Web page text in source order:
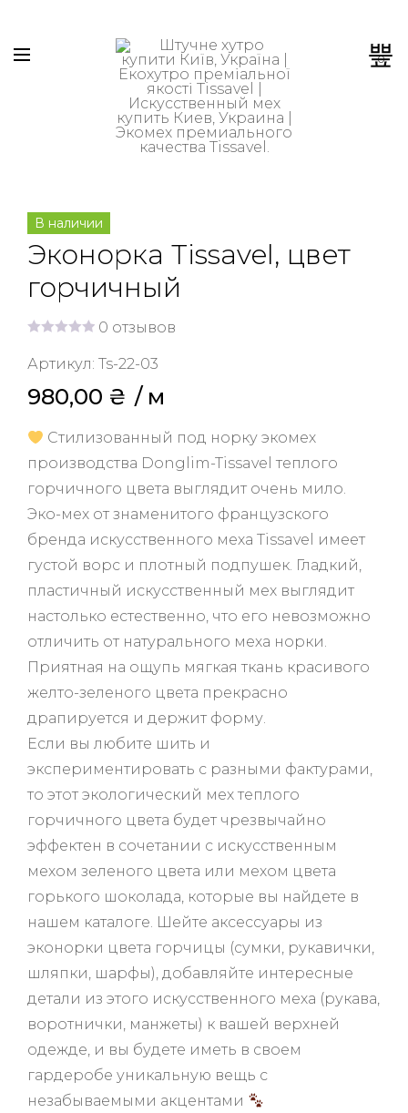
0
В наличии
Эконорка Tissavel, цвет
горчичный
ц
е
к
и
з
5
0 отзывов
Артикул: Ts-22-03
980,00 ₴ / м
Стилизованный под норку экомех
производства Donglim-Tissavel теплого
горчичного цвета выглядит очень мило.
Эко-мех от знаменитого французского
бренда искусственного меха Tissavel имеет
густой ворс и плотный подпушек. Гладкий,
пластичный искусственный мех выглядит
настолько естественно, что его невозможно
отличить от натурального меха норки.
Приятная на ощупь мягкая ткань красивого
желто-зеленого цвета прекрасно
драпируется и держит форму.
Если вы любите шить и
экспериментировать с разными фактурами,
то этот экологический мех теплого
горчичного цвета будет чрезвычайно
эффектен в сочетании с искусственным
мехом зеленого цвета или мехом цвета
горького шоколада, которые вы найдете в
нашем каталоге. Шейте аксессуары из
эконорки цвета горчицы (сумки, рукавички,
шляпки, шарфы), добавляйте интересные
детали из этого искусственного меха (рукава,
воротнички, манжеты) к вашей верхней
одежде, и вы будете иметь в своем
гардеробе уникальную вещь с
незабываемыми акцентами